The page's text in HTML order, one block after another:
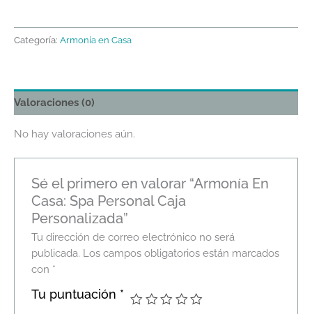
Categoría: Armonía en Casa
Valoraciones (0)
No hay valoraciones aún.
Sé el primero en valorar “Armonía En
Casa: Spa Personal Caja
Personalizada”
Tu dirección de correo electrónico no será
publicada. Los campos obligatorios están marcados
con *
Tu puntuación *